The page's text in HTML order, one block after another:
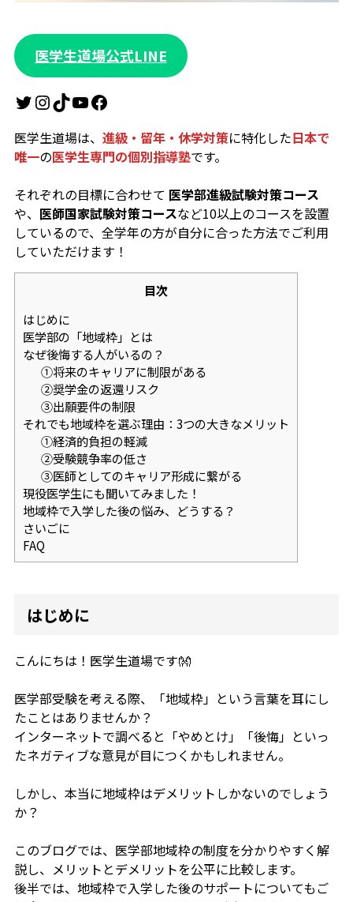
医学生道場公式LINE
Twitter InstagramTikTok YouTube Facebook
医学生道場は、 進級・留年・休学対策に特化した日本で
唯一の医学生専門の個別指導塾です。
それぞれの目標に合わせて 医学部進級試験対策コース
や、 医師国家試験対策コースなど10以上のコースを設置
しているので、全学年の方が自分に合った方法でご利用
していただけます！
目次
はじめに
医学部の「地域枠」とは
なぜ後悔する人がいるの？
①将来のキャリアに制限がある
②奨学金の返還リスク
③出願要件の制限
それでも地域枠を選ぶ理由：3つの大きなメリット
①経済的負担の軽減
②受験競争率の低さ
③医師としてのキャリア形成に繋がる
現役医学生にも聞いてみました！
地域枠で入学した後の悩み、どうする？
さいごに
FAQ
はじめに
こんにちは！医学生道場です👐
医学部受験を考える際、「地域枠」という言葉を耳にし
たことはありませんか？
インターネットで調べると「やめとけ」「後悔」といっ
たネガティブな意見が目につくかもしれません。
しかし、本当に地域枠はデメリットしかないのでしょう
か？
このブログでは、医学部地域枠の制度を分かりやすく解
説し、メリットとデメリットを公平に比較します。
後半では、地域枠で入学した後のサポートについてもご